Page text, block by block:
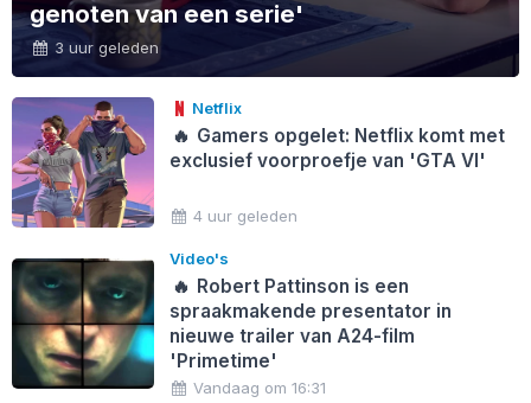
genoten van een serie'
3 uur geleden
Netflix
🔥 Gamers opgelet: Netflix komt met
exclusief voorproefje van 'GTA VI'
4 uur geleden
Video's
🔥 Robert Pattinson is een
spraakmakende presentator in
nieuwe trailer van A24-film
'Primetime'
Vandaag om 16:31